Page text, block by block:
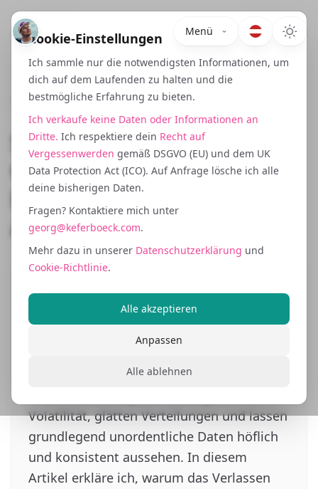
Cookie-Einstellungen
Ich sammle nur die notwendigsten Informationen, um
dich auf dem Laufenden zu halten und die
bestmögliche Erfahrung zu bieten.
Ich verkaufe keine Daten oder Informationen an
Dritte. Ich respektiere dein Recht auf
Vergessenwerden gemäß DSGVO (EU) und dem UK
Data Protection Act (ICO). Auf Anfrage lösche ich alle
deine bisherigen Daten.
Fragen? Kontaktiere mich unter
georg@keferboeck.com.
Mehr dazu in unserer Datenschutzerklärung und
Cookie-Richtlinie.
Alle ablehnen
Anpassen
Alle akzeptieren
Menü
Statistisches Denken für
Growth Hacker: Warum
Durchschnitte dich
anlügen
June 10, 2025
Der durchschnittliche Bestellwert ist eine
der am häufigsten zitierten Metriken im
Growth, aber auch eine der
Sie lügen nicht absichtlich, aber sie lügen
Volatilität, glätten Verteilungen und lassen
grundlegend unordentliche Daten höflich
und konsistent aussehen. In diesem
Artikel erkläre ich, warum das Verlassen